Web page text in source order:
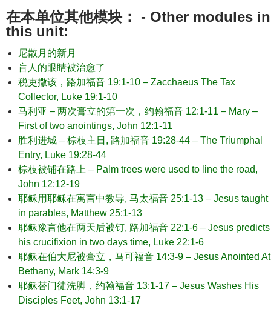
在本单位其他模块： - Other modules in
this unit:
尼散月的新月
盲人的眼睛被治愈了
税吏撒该，路加福音 19:1-10 – Zacchaeus The Tax
Collector, Luke 19:1-10
马利亚 – 两次膏立的第一次，约翰福音 12:1-11 – Mary –
First of two anointings, John 12:1-11
胜利进城 – 棕枝主日, 路加福音 19:28-44 – The Triumphal
Entry, Luke 19:28-44
棕枝被铺在路上 – Palm trees were used to line the road,
John 12:12-19
耶稣用耶稣在寓言中教导, 马太福音 25:1-13 – Jesus taught
in parables, Matthew 25:1-13
耶稣豫言他在两天后被钉, 路加福音 22:1-6 – Jesus predicts
his crucifixion in two days time, Luke 22:1-6
耶稣在伯大尼被膏立，马可福音 14:3-9 – Jesus Anointed At
Bethany, Mark 14:3-9
耶稣替门徒洗脚，约翰福音 13:1-17 – Jesus Washes His
Disciples Feet, John 13:1-17